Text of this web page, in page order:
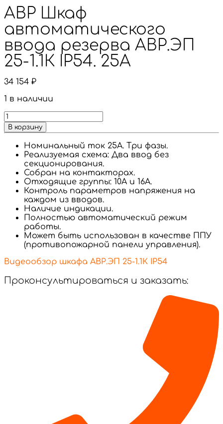
АВР Шкаф
автоматического
ввода резерва АВР.ЭП
25-1.1К IP54. 25А
34 154 ₽
1 в наличии
В корзину
Номинальный ток 25А. Три фазы.
Реализуемая схема: Два ввод без
секционирования.
Собран на контакторах.
Отходящие группы: 10А и 16А.
Контроль параметров напряжения на
каждом из вводов.
Наличие индикации.
Полностью автоматический режим
работы.
Может быть использован в качестве ППУ
(противопожарной панели управления).
Видеообзор шкафа АВР.ЭП 25-1.1К IP54
Проконсультироваться и заказать: